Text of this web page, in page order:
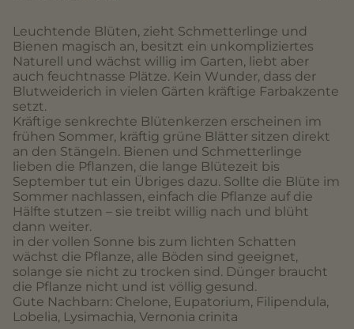
Leuchtende Blüten, zieht Schmetterlinge und
Bienen magisch an, besitzt ein unkompliziertes
Naturell und wächst willig im Garten, liebt aber
auch feuchtnasse Plätze. Kein Wunder, dass der
Blutweiderich in vielen Gärten kräftige Farbakzente
setzt.
Kräftige senkrechte Blütenkerzen erscheinen im
frühen Sommer, kräftig grüne Blätter sitzen direkt
an den Stängeln. Bienen und Schmetterlinge
lieben die Pflanzen, die lange Blütezeit bis
September tut ein Übriges dazu. Sollte die Blüte im
Sommer nachlassen, einfach die Pflanze auf die
Hälfte stutzen – sie treibt willig nach und blüht
dann weiter.
in der vollen Sonne bis zum lichten Schatten
wächst die Pflanze, alle Böden sind geeignet,
solange sie nicht zu trocken sind. Dünger braucht
die Pflanze nicht und ist völlig gesund.
Gute Nachbarn: Chelone, Eupatorium, Filipendula,
Lobelia, Lysimachia, Vernonia crinita